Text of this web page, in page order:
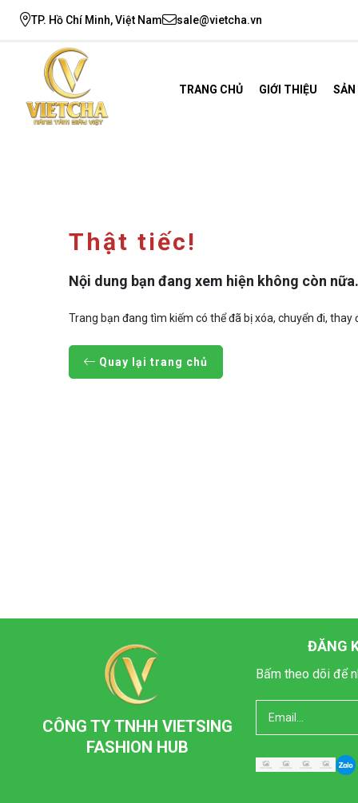
TP. Hồ Chí Minh, Việt Nam sale@vietcha.vn
TRANG CHỦ GIỚI THIỆU
Thật tiếc!
Nội dung bạn đang xem hiện không còn nữa.
Trang bạn đang tìm kiếm có thể đã bị xóa, chuyển đi,
Quay lại trang chủ
CÔNG TY TNHH VIETSING
FASHION HUB
ĐĂNG
Bấm theo dõi để